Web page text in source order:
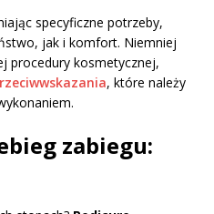
specyficzne potrzeby,
jak i komfort. Niemniej
procedury kosmetycznej,
, które należy
zabiegu: